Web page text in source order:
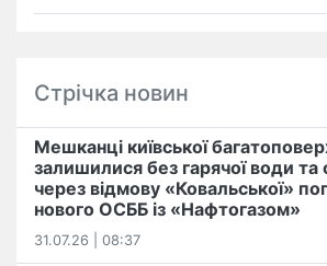
Стрічка новин
Мешканці київської
залишилися без гарячої води та
через відмову «Ковальської»
нового ОСББ із «Нафтогазом»
31.07.26 | 08:37